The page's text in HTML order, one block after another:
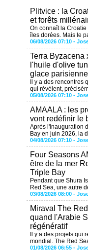
Plitvice : la
et forêts
On connaît la
îles dorées. Mais le
06/08/2026 07:10 -
Terra Byzacena
l'huile d'olive
glace parisienne
Il y a des rencontres
qui révèlent,
05/08/2026 07:10 -
AMAALA : les
vont redéfinir le
Après l'inauguration
Bay en juin 2026, la
04/08/2026 07:10 -
Four Seasons
être de la mer
Triple Bay
Pendant que Shura
Red Sea, une autre
03/08/2026 08:00 -
Miraval The
quand l'Arabie
régénératif
Il y a des projets qui
mondial. The Red
01/08/2026 06:55 -